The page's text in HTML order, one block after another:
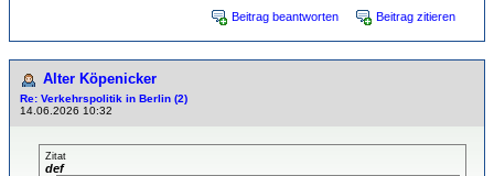
Beitrag beantworten Beitrag zitieren
Alter Köpenicker
Re: Verkehrspolitik in Berlin (2)
14.06.2026 10:32
Zitat
def